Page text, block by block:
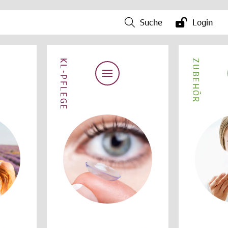
Suche Login
KL-PFLEGE ZUBEHÖR